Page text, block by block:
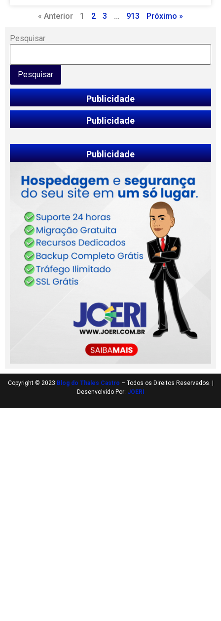
« Anterior 1 2 3 … 913 Próximo »
Pesquisar
Pesquisar
Publicidade
Publicidade
Publicidade
Copyright © 2023 Blog do Thales Castro – Todos os Direitos Reservados. |
Desenvolvido Por: JOERI